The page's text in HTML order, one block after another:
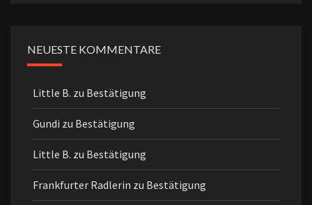
NEUESTE KOMMENTARE
Little B. zu Bestätigung
Gundi zu Bestätigung
Little B. zu Bestätigung
Frankfurter Radlerin zu Bestätigung